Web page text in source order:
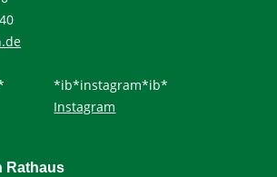
*ib*instagram*ib*
Instagram
Rathaus